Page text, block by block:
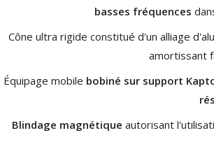
579,00 €649,00 €
Amplificateur 4 Voies pour...
135,99 €
basses fréquences
Cône ultra rigide constitué d'un alliage
amortissant
Équipage mobile bobiné sur support
Blindage magnétique autorisant